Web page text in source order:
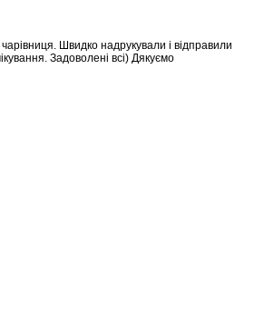
Швидко надрукували і відправили
Задоволені всі) Дякуємо